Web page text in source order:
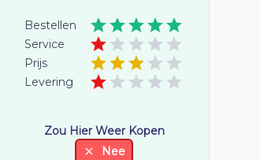
Bestellen
Service
Prijs
Levering
Zou Hier Weer Kopen
Nee